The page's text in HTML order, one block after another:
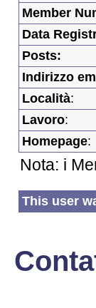
Member
Data
Posts:
Indirizzo
Località:
Lavoro:
Homepage:
Nota: i
This user